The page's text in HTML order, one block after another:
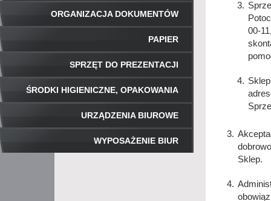
ORGANIZACJA DOKUMENTÓW
PAPIER
SPRZĘT DO PREZENTACJI
ŚRODKI HIGIENICZNE, OPAKOWANIA
URZĄDZENIA BIUROWE
WYPOSAŻENIE BIUR
00-
Sklep.